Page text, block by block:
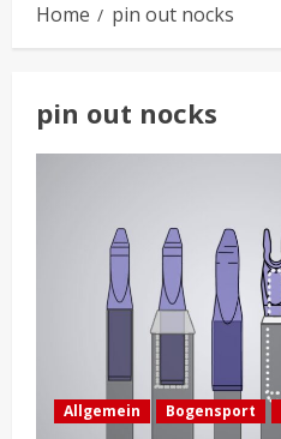
Home pin out nocks
pin out nocks
Allgemein Bogensport